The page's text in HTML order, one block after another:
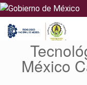
contenidoMéxico